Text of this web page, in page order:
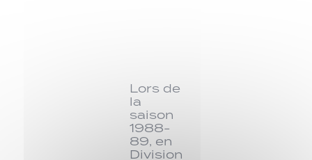
Lors de
la
saison
1988-
89, en
Division